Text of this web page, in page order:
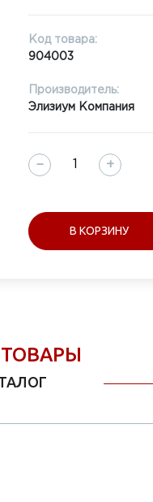
Код товара:
904003
Производитель:
Элизиум Компания
− +
В КОРЗИНУ